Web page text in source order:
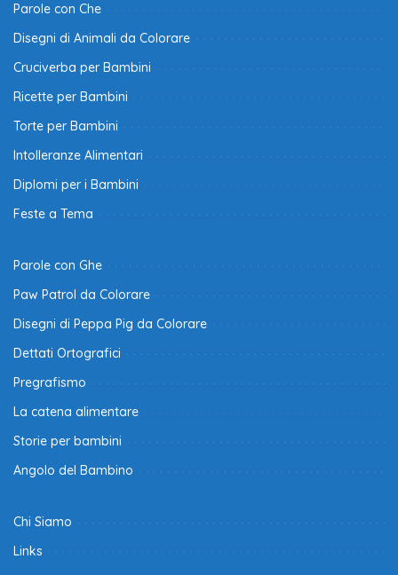
Parole con Che
Disegni di Animali da Colorare
Cruciverba per Bambini
Ricette per Bambini
Torte per Bambini
Intolleranze Alimentari
Diplomi per i Bambini
Feste a Tema
Parole con Ghe
Paw Patrol da Colorare
Disegni di Peppa Pig da Colorare
Dettati Ortografici
Pregrafismo
La catena alimentare
Storie per bambini
Angolo del Bambino
Chi Siamo
Links